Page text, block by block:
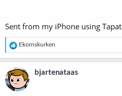
Sent from my iPhone using
R
e
a
k
s
o
Ekornskurken
bjartenataas